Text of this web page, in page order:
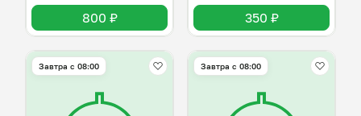
800 ₽ 350 ₽
Завтра c 08:00 Завтра c 08:00